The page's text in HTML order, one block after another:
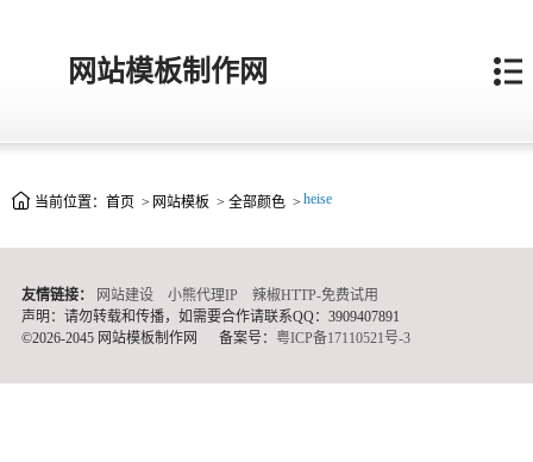
网站模板制作网
当前位置： 首页 > 网站模板 > 全部颜色 > heise
友情链接： 网站建设 小熊代理IP
辣椒HTTP-免费试用
声明：请勿转载和传播，如需要合作请联系QQ：3909407891
©2026-2045 网站模板制作网
备案号：粤ICP备17110521号-3